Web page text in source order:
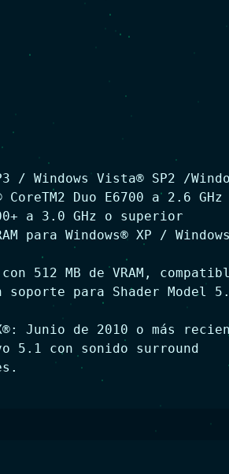
/ Windows Vista® SP2 /
Duo E6700 a 2.6 GHz
a 3.0 GHz o superior
para Windows® XP /
512 MB de VRAM,
para Shader Model
Junio de 2010 o más
5.1 con sonido surround